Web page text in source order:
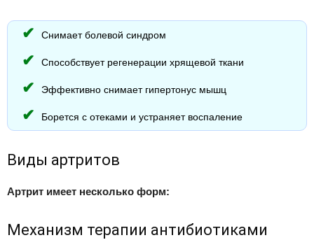
Снимает болевой синдром
Способствует регенерации хрящевой ткани
Эффективно снимает гипертонус мышц
Борется с отеками и устраняет воспаление
Виды артритов
Артрит имеет несколько форм:
Механизм терапии антибиотиками